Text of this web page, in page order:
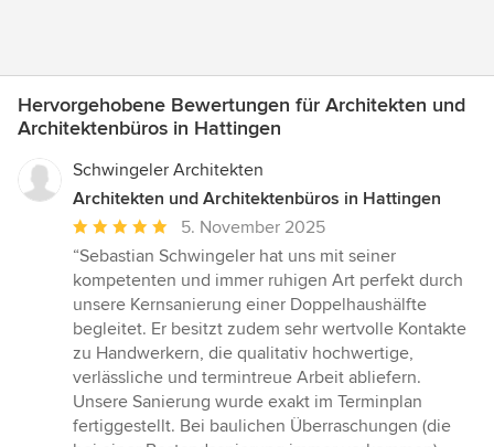
Hervorgehobene Bewertungen für Architekten und
Architektenbüros in Hattingen
Schwingeler Architekten
Architekten und Architektenbüros in Hattingen
Durchschnittliche
Bewertung:
5
von
5
Sternen
5. November 2025
“Sebastian Schwingeler hat uns mit seiner
kompetenten und immer ruhigen Art perfekt durch
unsere Kernsanierung einer Doppelhaushälfte
begleitet. Er besitzt zudem sehr wertvolle Kontakte
zu Handwerkern, die qualitativ hochwertige,
verlässliche und termintreue Arbeit abliefern.
Unsere Sanierung wurde exakt im Terminplan
fertiggestellt. Bei baulichen Überraschungen (die